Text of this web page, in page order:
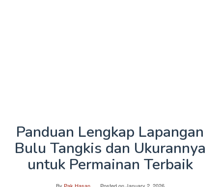
Panduan Lengkap Lapangan
Bulu Tangkis dan Ukurannya
untuk Permainan Terbaik